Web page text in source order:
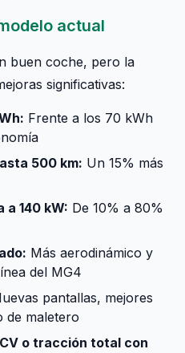
actual
buen coche, pero la
significativas:
Frente a los 70 kWh
500 km: Un 15% más
a 140 kW: De 10% a 80%
Más aerodinámico y
del MG4
pantallas, mejores
de maletero
o tracción total con